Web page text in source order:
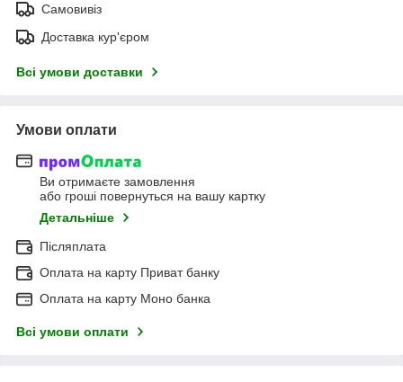
Самовивіз
Доставка кур'єром
Всі умови доставки
Умови оплати
Ви отримаєте замовлення
або гроші повернуться на вашу картку
Детальніше
Післяплата
Оплата на карту Приват банку
Оплата на карту Моно банка
Всі умови оплати